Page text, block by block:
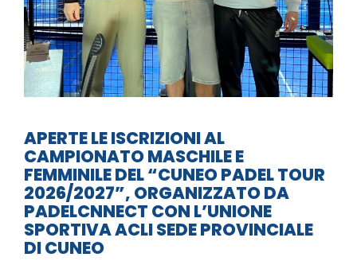
APERTE LE ISCRIZIONI AL
CAMPIONATO MASCHILE E
FEMMINILE DEL “CUNEO PADEL TOUR
2026/2027”, ORGANIZZATO DA
PADELCNNECT CON L’UNIONE
SPORTIVA ACLI SEDE PROVINCIALE
DI CUNEO